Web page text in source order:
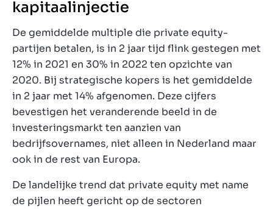
kapitaalinjectie
De gemiddelde multiple die private equity-
partijen betalen, is in 2 jaar tijd flink gestegen met
12% in 2021 en 30% in 2022 ten opzichte van
2020. Bij strategische kopers is het gemiddelde
in 2 jaar met 14% afgenomen. Deze cijfers
bevestigen het veranderende beeld in de
investeringsmarkt ten aanzien van
bedrijfsovernames, niet alleen in Nederland maar
ook in de rest van Europa.
De landelijke trend dat private equity met name
de pijlen heeft gericht op de sectoren